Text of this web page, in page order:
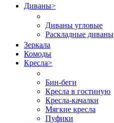
Диваны>
Диваны угловые
Раскладные диваны
Зеркала
Комоды
Кресла>
Бин-беги
Кресла в гостиную
Кресла-качалки
Мягкие кресла
Пуфики